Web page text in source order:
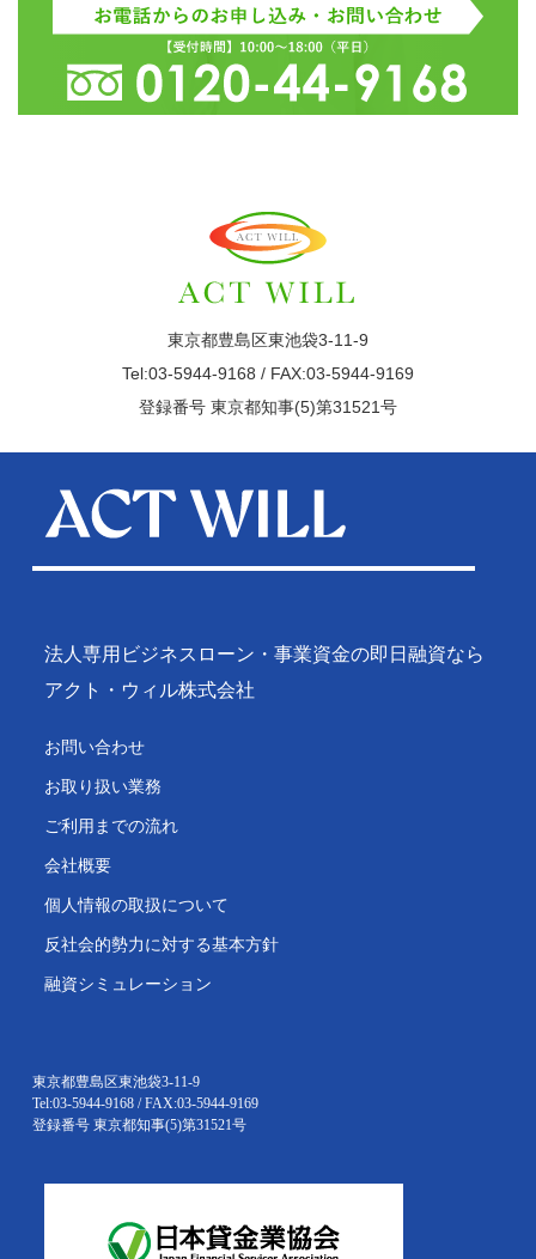
東京都豊島区東池袋3-11-9
Tel:03-5944-9168 / FAX:03-5944-9169
登録番号 東京都知事(5)第31521号
法人専用ビジネスローン・事業資金の即日融資なら
アクト・ウィル株式会社
お問い合わせ
お取り扱い業務
ご利用までの流れ
会社概要
個人情報の取扱について
反社会的勢力に対する基本方針
融資シミュレーション
東京都豊島区東池袋3-11-9
Tel:03-5944-9168 / FAX:03-5944-9169
登録番号 東京都知事(5)第31521号